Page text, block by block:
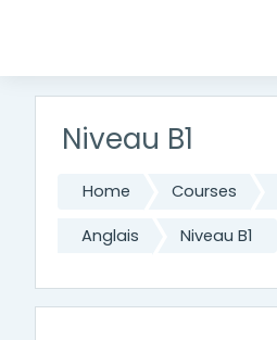
Niveau B1
Home Courses
Anglais Niveau B1